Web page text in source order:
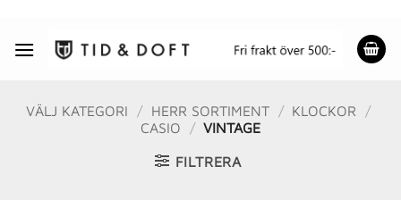
content
VÄLJ KATEGORI / HERR SORTIMENT / KLOCKOR
/
CASIO
/ VINTAGE
FILTRERA